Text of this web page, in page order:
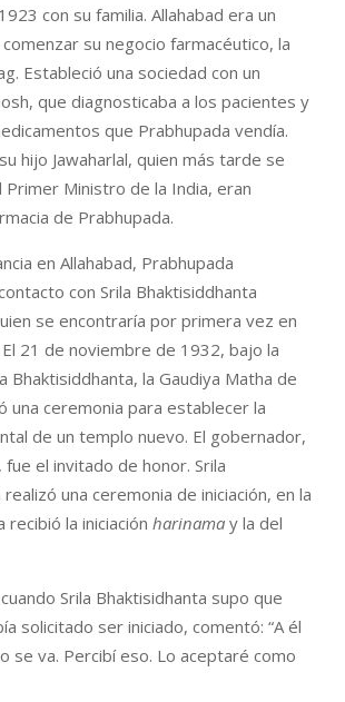
con su familia. Allahabad era un
su negocio farmacéutico, la
Estableció una sociedad con un
que diagnosticaba a los pacientes y
que Prabhupada vendía.
hijo Jawaharlal, quien más tarde se
Ministro de la India, eran
de Prabhupada.
en Allahabad, Prabhupada
con Srila Bhaktisiddhanta
se encontraría por primera vez en
21 de noviembre de 1932, bajo la
Bhaktisiddhanta, la Gaudiya Matha de
una ceremonia para establecer la
de un templo nuevo. El gobernador,
fue el invitado de honor. Srila
una ceremonia de iniciación, en la
recibió la iniciación harinama y la del
Srila Bhaktisidhanta supo que
solicitado ser iniciado, comentó: “A él
se va. Percibí eso. Lo aceptaré como